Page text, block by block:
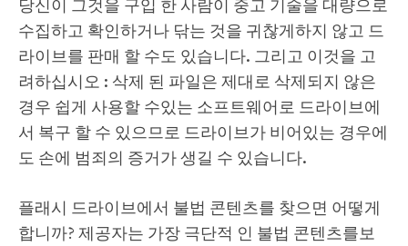
당신이 그것을 구입 한 사람이 중고 기술을 대량으로
수집하고 확인하거나 닦는 것을 귀찮게하지 않고 드
라이브를 판매 할 수도 있습니다. 그리고 이것을 고
려하십시오 : 삭제 된 파일은 제대로 삭제되지 않은
경우 쉽게 사용할 수있는 소프트웨어로 드라이브에
서 복구 할 수 있으므로 드라이브가 비어있는 경우에
도 손에 범죄의 증거가 생길 수 있습니다.
플래시 드라이브에서 불법 콘텐츠를 찾으면 어떻게
합니까? 제공자는 가장 극단적 인 불법 콘텐츠를보